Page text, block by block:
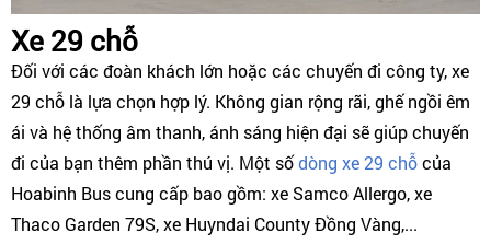
Xe 29 chỗ
Đối với các đoàn khách lớn hoặc các chuyến đi công ty, xe
29 chỗ là lựa chọn hợp lý. Không gian rộng rãi, ghế ngồi êm
ái và hệ thống âm thanh, ánh sáng hiện đại sẽ giúp chuyến
đi của bạn thêm phần thú vị. Một sốdòng xe 29 chỗcủa
Hoabinh Bus cung cấp bao gồm: xe Samco Allergo, xe
Thaco Garden 79S, xe Huyndai County Đồng Vàng,...